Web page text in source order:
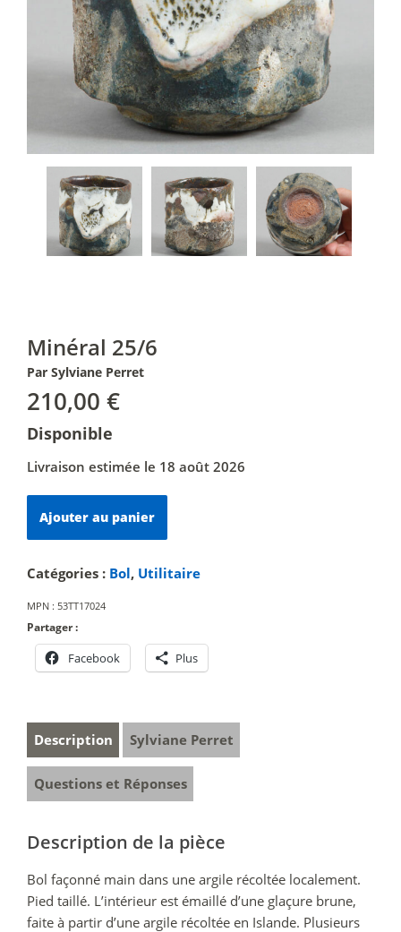
Minéral 25/6
Par Sylviane Perret
210,00 €
Disponible
Livraison estimée le 18 août 2026
de
25/6
Ajouter au panier
Catégories : Bol, Utilitaire
MPN : 53TT17024
Partager :
Facebook Plus
Description Sylviane Perret
Questions et Réponses
Description de la pièce
Bol façonné main dans une argile récoltée localement.
Pied taillé. L’intérieur est émaillé d’une glaçure brune,
faite à partir d’une argile récoltée en Islande. Plusieurs